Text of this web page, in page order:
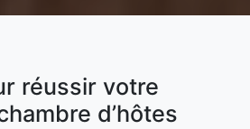
réussir votre
d’hôtes